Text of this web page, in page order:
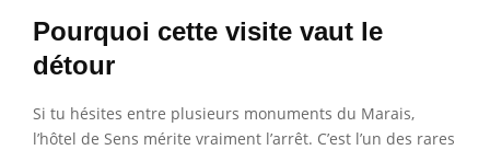
Pourquoi cette visite vaut le
détour
Si tu hésites entre plusieurs monuments du Marais,
l’hôtel de Sens mérite vraiment l’arrêt. C’est l’un des rares